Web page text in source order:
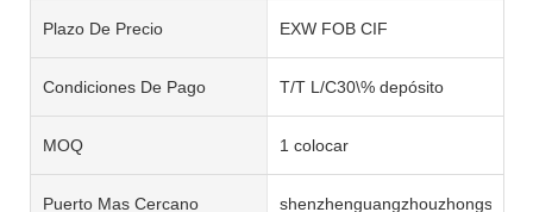
Plazo De Precio EXW FOB CIF
Condiciones De Pago T/T L/C30\% depósito
MOQ 1 colocar
Puerto Mas Cercano shenzhenguangzhouzhongshan